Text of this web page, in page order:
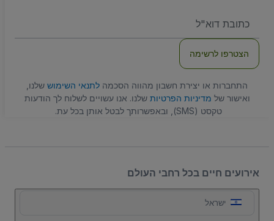
שלכם
הצטרפו לרשימה
התחברות או יצירת חשבון מהווה הסכמה לתנאי השימוש שלנו,
ואישור של מדיניות הפרטיות שלנו. אנו עשויים לשלוח לך הודעות
טקסט (SMS), ובאפשרותך לבטל אותן בכל עת.
אירועים חיים בכל רחבי העולם
ישראל